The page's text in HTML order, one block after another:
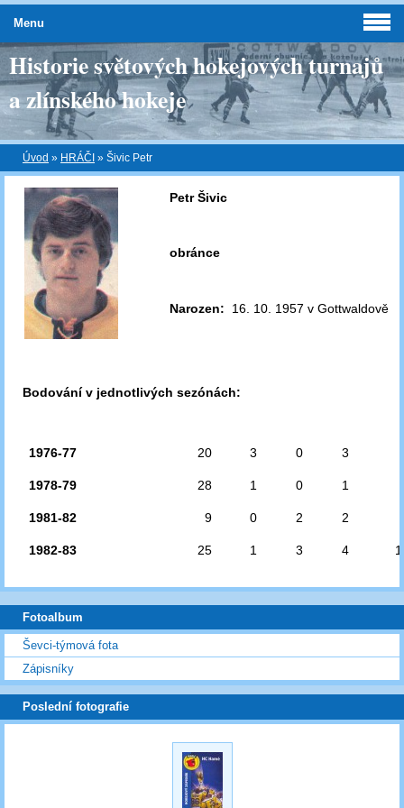
Historie světových hokejových turnajů
a zlínského hokeje
Úvod » HRÁČI » Šivic Petr
Petr Šivic
obránce
Narozen: 16. 10. 1957 v Gottwaldově
Bodování v jednotlivých sezónách:
1976-77 20 3 0 3
1978-79 28 1 0 1
1981-82 9 0 2 2
1982-83 25 1 3 4
Menu
Fotoalbum
Ševci-týmová fota
Zápisníky
Poslední fotografie